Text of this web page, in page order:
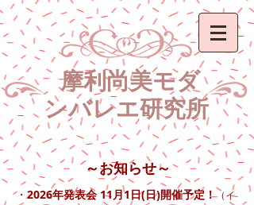
​ 摩利尚美モダ
ンバレエ研究所
～お知らせ～
・2026年発表会 11月1日(日)開催予定！（イ